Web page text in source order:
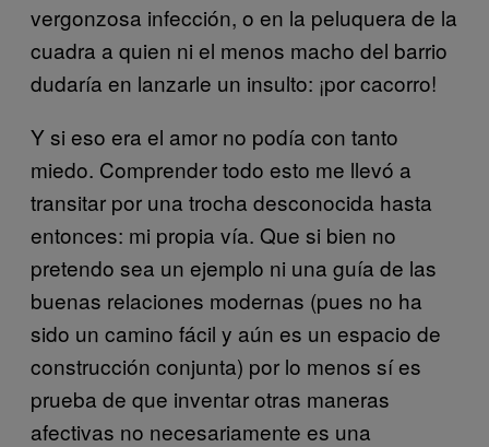
vergonzosa infección, o en la peluquera de la
cuadra a quien ni el menos macho del barrio
dudaría en lanzarle un insulto: ¡por cacorro!
Y si eso era el amor no podía con tanto
miedo. Comprender todo esto me llevó a
transitar por una trocha desconocida hasta
entonces: mi propia vía. Que si bien no
pretendo sea un ejemplo ni una guía de las
buenas relaciones modernas (pues no ha
sido un camino fácil y aún es un espacio de
construcción conjunta) por lo menos sí es
prueba de que inventar otras maneras
afectivas no necesariamente es una